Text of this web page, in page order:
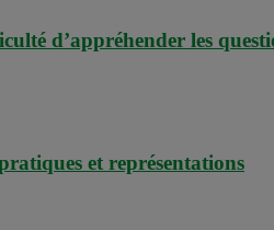
d’appréhender les
et représentations